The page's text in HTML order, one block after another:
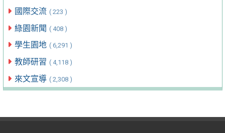
國際交流 ( 223 )
綠園新聞 ( 408 )
學生園地 ( 6,291 )
教師研習 ( 4,118 )
來文宣導 ( 2,308 )